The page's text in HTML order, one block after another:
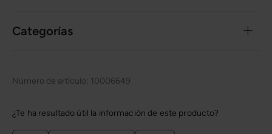
Categorías
Número de artículo: 10006649
¿Te ha resultado útil la información de este producto?